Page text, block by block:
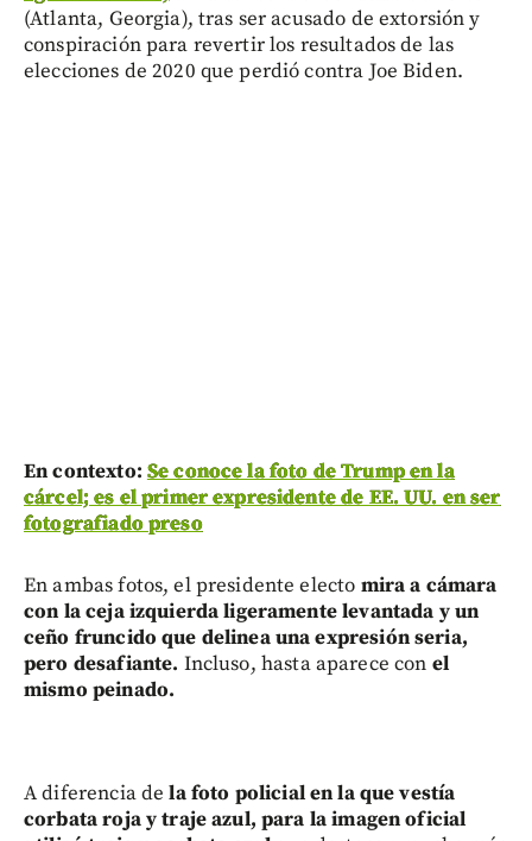
(Atlanta, Georgia), tras ser acusado de extorsión y
conspiración para revertir los resultados de las
elecciones de 2020 que perdió contra Joe Biden.
En contexto: Se conoce la foto de Trump en la
cárcel; es el primer expresidente de EE. UU. en ser
fotografiado preso
En ambas fotos, el presidente electo mira a cámara
con la ceja izquierda ligeramente levantada y un
ceño fruncido que delinea una expresión seria,
pero desafiante. Incluso, hastaaparece con el
mismo peinado.
A diferencia dela foto policial en la que vestía
corbata roja y traje azul, para la imagen oficial